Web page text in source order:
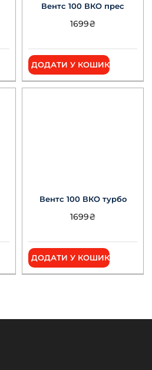
Вентс 100 ВКО прес
1699₴
ДОДАТИ У КОШИК
Вентс 100 ВКО турбо
1699₴
ДОДАТИ У КОШИК